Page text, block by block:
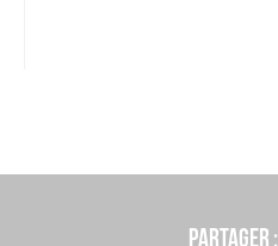
Partager :